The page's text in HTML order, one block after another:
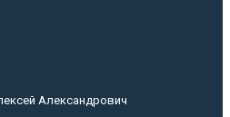
Александрович